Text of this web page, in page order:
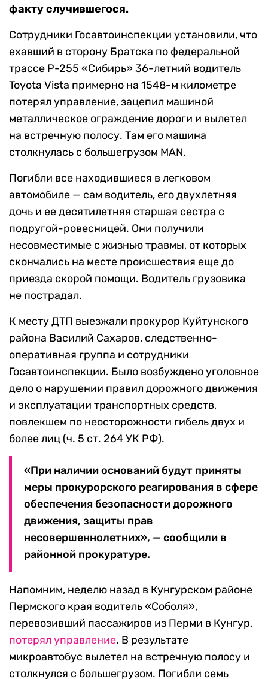
факту случившегося.
Сотрудники Госавтоинспекции установили, что
ехавший в сторону Братска по федеральной
трассе Р-255 «Сибирь» 36-летний водитель
Toyota Vista примерно на 1548-м километре
потерял управление, зацепил машиной
металлическое ограждение дороги и вылетел
на встречную полосу. Там его машина
столкнулась с большегрузом MAN.
Погибли все находившиеся в легковом
автомобиле — сам водитель, его двухлетняя
дочь и ее десятилетняя старшая сестра с
подругой-ровесницей. Они получили
несовместимые с жизнью травмы, от которых
скончались на месте происшествия еще до
приезда скорой помощи. Водитель грузовика
не пострадал.
К месту ДТП выезжали прокурор Куйтунского
района Василий Сахаров, следственно-
оперативная группа и сотрудники
Госавтоинспекции. Было возбуждено уголовное
дело о нарушении правил дорожного движения
и эксплуатации транспортных средств,
повлекшем по неосторожности гибель двух и
более лиц (ч. 5 ст. 264 УК РФ).
«При наличии оснований будут приняты
меры прокурорского реагирования в сфере
обеспечения безопасности дорожного
движения, защиты прав
несовершеннолетних», — сообщили в
районной прокуратуре.
Напомним, неделю назад в Кунгурском районе
Пермского края водитель «Соболя»,
перевозивший пассажиров из Перми в Кунгур,
потерял управление. В результате
микроавтобус вылетел на встречную полосу и
столкнулся с большегрузом. Погибли семь